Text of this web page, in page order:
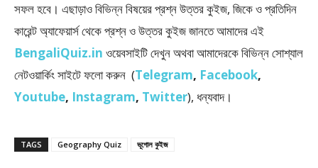
সফল হবে। এছাড়াও বিভিন্ন বিষয়ের প্রশ্ন উত্তর কুইজ, জিকে ও প্রতিদিন
কারেন্ট অ্যাফেয়ার্স থেকে প্রশ্ন ও উত্তর কুইজ জানতে আমাদের এই
BengaliQuiz.in ওয়েবসাইটি দেখুন অথবা আমাদেরকে বিভিন্ন সোশ্যাল
নেটওয়ার্কিং সাইটে ফলো করুন (Telegram, Facebook,
Youtube, Instagram, Twitter), ধন্যবাদ।
TAGS Geography Quiz ভূগোল কুইজ